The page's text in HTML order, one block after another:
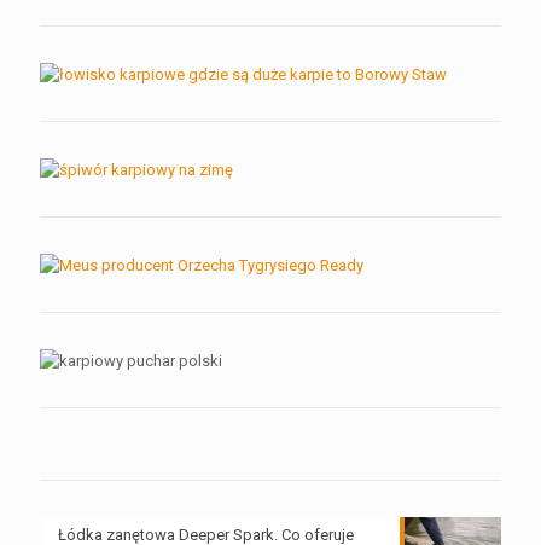
Łódka zanętowa Deeper Spark. Co oferuje